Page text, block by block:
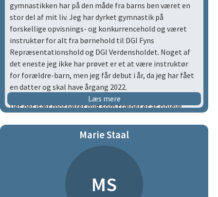
gymnastikken har på den måde fra barns ben været en
stor del af mit liv. Jeg har dyrket gymnastik på
forskellige opvisnings- og konkurrencehold og været
instruktør for alt fra børnehold til DGI Fyns
Repræsentationshold og DGI Verdensholdet. Noget af
det eneste jeg ikke har prøvet er et at være instruktør
for forældre-barn, men jeg får debut i år, da jeg har fået
en datter og skal have årgang 2022.
Det der især motiverer mig som træner er at opleve
fælleskabet og deres sejrsrus når de lærer nyt.
Jeg har selv haft utalige gode oplevelser gennem
gymnastikken og dem brænder jeg for at give videre.
Læs mere
Marie Staal
MS